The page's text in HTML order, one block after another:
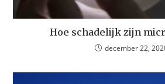
Hoe schadelijk zijn
december 22,